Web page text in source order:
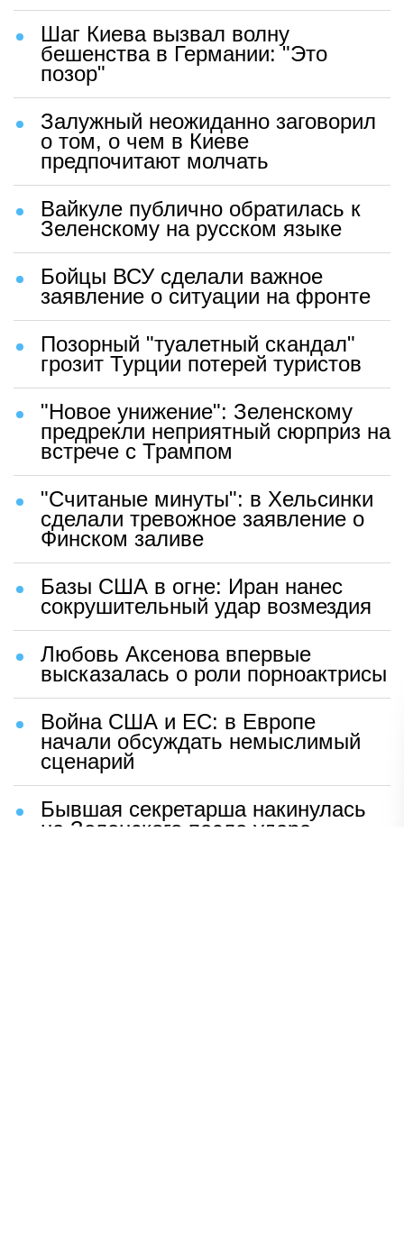
Шаг Киева вызвал волну
бешенства в Германии: "Это
позор"
Залужный неожиданно заговорил
о том, о чем в Киеве
предпочитают молчать
Вайкуле публично обратилась к
Зеленскому на русском языке
Бойцы ВСУ сделали важное
заявление о ситуации на фронте
Позорный "туалетный скандал"
грозит Турции потерей туристов
"Новое унижение": Зеленскому
предрекли неприятный сюрприз на
встрече с Трампом
"Считаные минуты": в Хельсинки
сделали тревожное заявление о
Финском заливе
Базы США в огне: Иран нанес
сокрушительный удар возмездия
Любовь Аксенова впервые
высказалась о роли порноактрисы
Война США и ЕС: в Европе
начали обсуждать немыслимый
сценарий
Бывшая секретарша накинулась
на Зеленского после удара